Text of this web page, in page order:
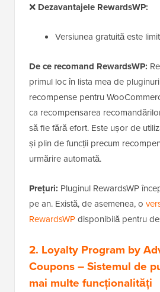
❌ Dezavantajele RewardsWP:
Versiunea gratuită este
De ce recomand RewardsWP:
primul loc în lista mea de
recompense pentru
ca recompensarea
să fie fără efort. Este ușor de
și plin de funcții precum
urmărire automată.
Prețuri: Pluginul RewardsWP
pe an. Există, de asemenea, o
RewardsWPdisponibilă pentru
2. Loyalty Program by
Coupons– Sistemul de
mai multe funcționalități